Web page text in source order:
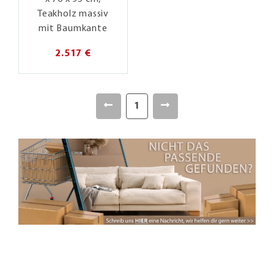
Teakholz massiv
mit Baumkante
2.517 €
1